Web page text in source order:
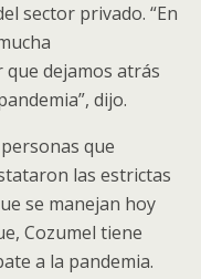
sector privado. “En
que dejamos atrás
dijo.
que
las estrictas
se manejan hoy
Cozumel tiene
a la pandemia.